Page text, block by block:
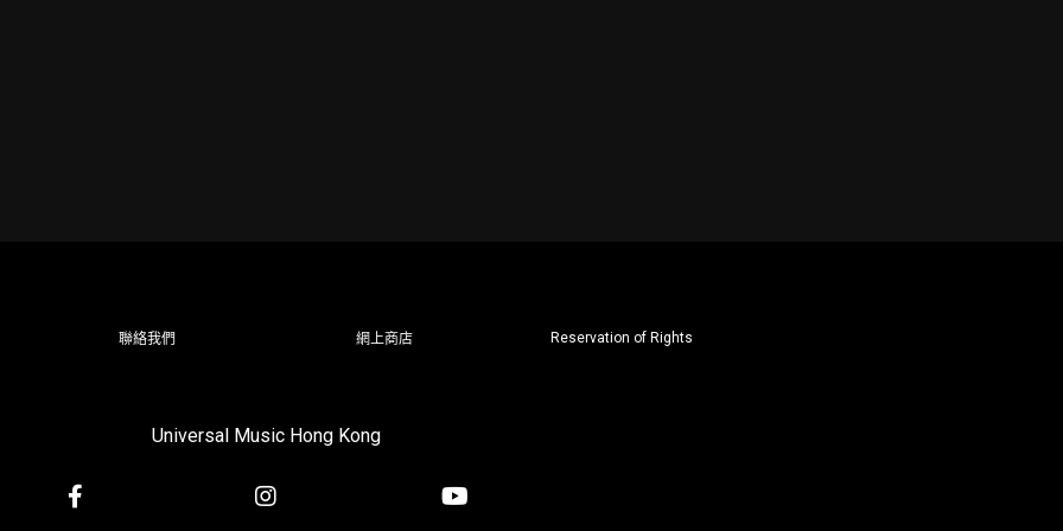
聯絡我們 網上商店 Reservation of Rights
Universal Music Hong Kong